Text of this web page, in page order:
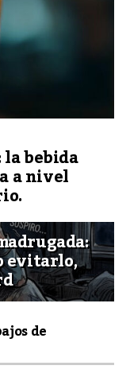
bebida
a nivel
evitarlo,
de